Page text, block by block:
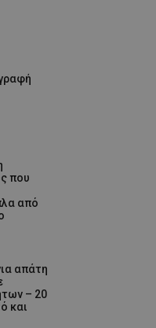
που
από
απάτη
– 20
και